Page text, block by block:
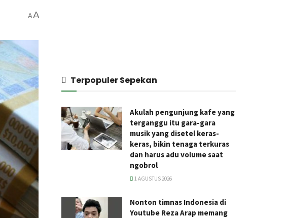
AA
Terpopuler Sepekan
Akulah pengunjung kafe yang
terganggu itu gara-gara
musik yang disetel keras-
keras, bikin tenaga terkuras
dan harus adu volume saat
ngobrol
1 AGUSTUS 2026
Nonton timnas Indonesia di
Youtube Reza Arap memang